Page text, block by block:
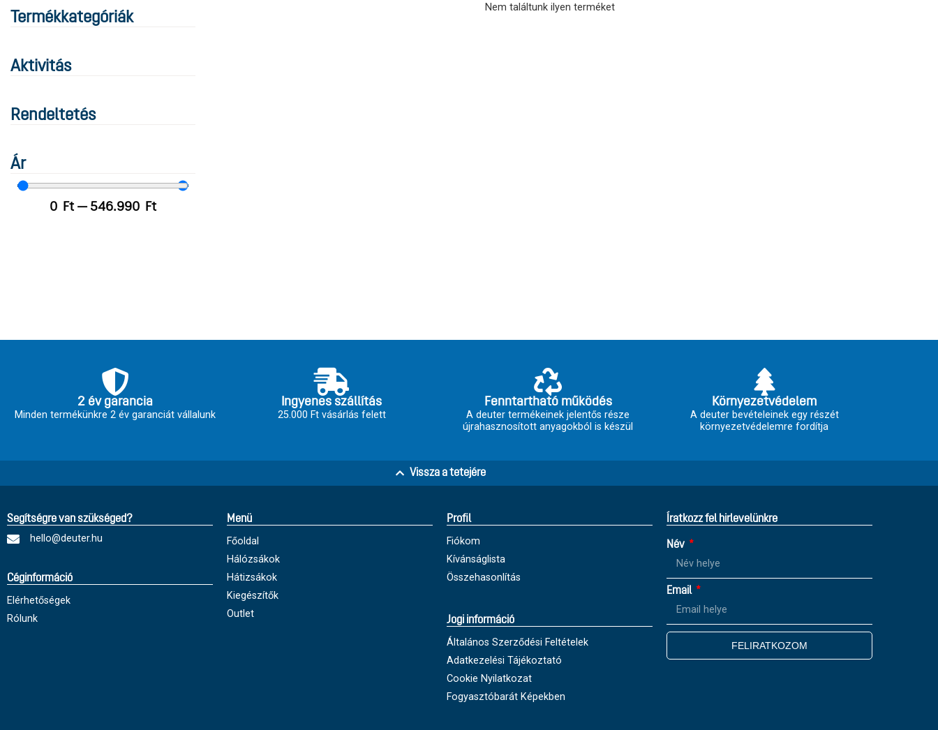
Termékkategóriák
Aktivitás
Rendeltetés
Ár
0 Ft — 546.990 Ft
Nem találtunk ilyen terméket
2 év garancia
Minden termékünkre 2 év garanciát vállalunk
Ingyenes szállítás
25.000 Ft vásárlás felett
Fenntartható működés
A deuter termékeinek jelentős része
újrahasznosított anyagokból is készül
Környezetvédelem
A deuter bevételeinek egy részét
környezetvédelemre fordítja
Vissza a tetejére
Segítségre van szükséged?
hello@deuter.hu
Céginformáció
Elérhetőségek
Rólunk
Menü
Főoldal
Hálózsákok
Hátizsákok
Kiegészítők
Outlet
Profil
Fiókom
Kívánságlista
Összehasonlítás
Jogi információ
Általános Szerződési Feltételek
Adatkezelési Tájékoztató
Cookie Nyilatkozat
Fogyasztóbarát Képekben
Íratkozz fel hirlevelünkre
Név
Email
FELIRATKOZOM